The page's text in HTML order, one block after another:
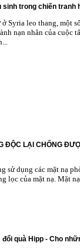
sinh trong chiến tranh
Syria leo thang, một
nạn nhân của cuộc
ĐỘC LẠI CHỐNG
sử dụng các mặt nạ
lọc của mặt nạ. Mặt
quà Hipp - Cho